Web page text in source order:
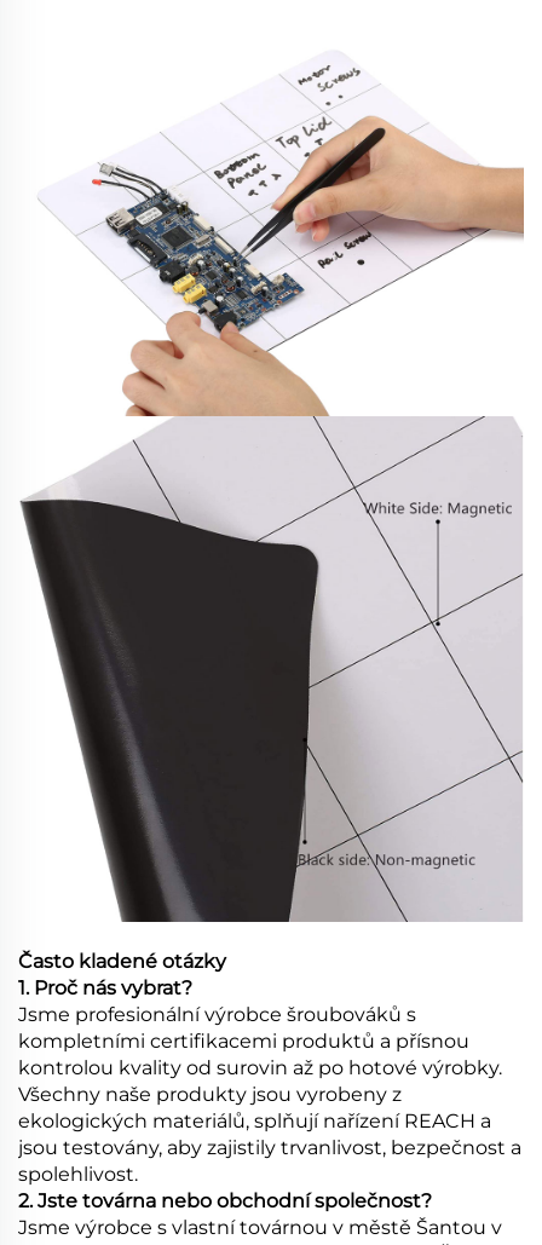
Často kladené otázky
1. Proč nás vybrat?
Jsme profesionální výrobce šroubováků s
kompletními certifikacemi produktů a přísnou
kontrolou kvality od surovin až po hotové výrobky.
Všechny naše produkty jsou vyrobeny z
ekologických materiálů, splňují nařízení REACH a
jsou testovány, aby zajistily trvanlivost, bezpečnost a
spolehlivost.
2. Jste továrna nebo obchodní společnost?
Jsme výrobce s vlastní továrnou v městě Šantou v